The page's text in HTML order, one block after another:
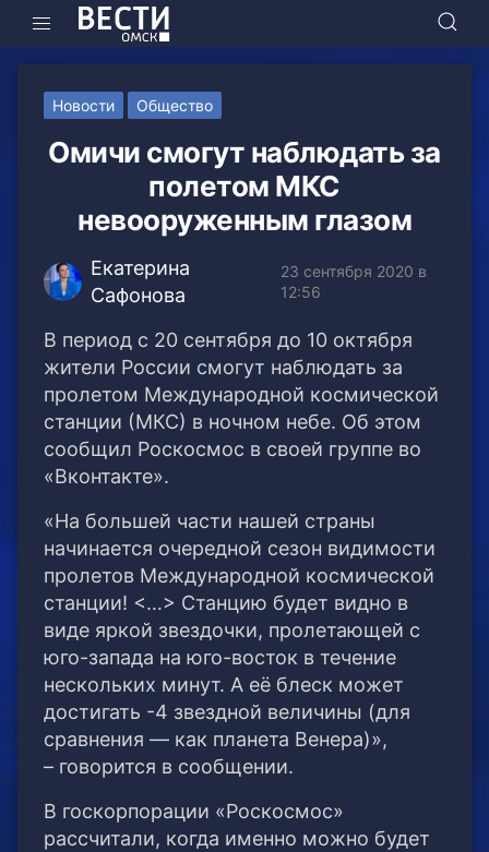
Новости Общество
Омичи смогут наблюдать за
полетом МКС
невооруженным глазом
Екатерина
Сафонова
23 сентября 2020 в
12:56
В период с 20 сентября до 10 октября
жители России смогут наблюдать за
пролетом Международной космической
станции (МКС) в ночном небе. Об этом
сообщил Роскосмос в своей группе во
«Вконтакте».
«На большей части нашей страны
начинается очередной сезон видимости
пролетов Международной космической
станции! <…> Станцию будет видно в
виде яркой звездочки, пролетающей с
юго-запада на юго-восток в течение
нескольких минут. А её блеск может
достигать -4 звездной величины (для
сравнения — как планета Венера)»,
– говорится в сообщении.
В госкорпорации «Роскосмос»
рассчитали, когда именно можно будет